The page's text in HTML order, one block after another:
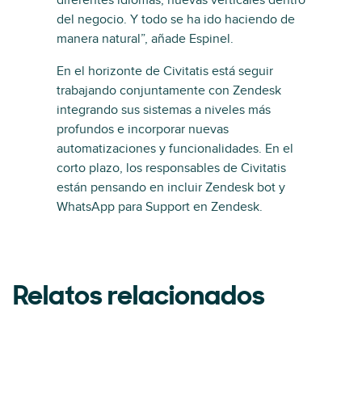
del negocio. Y todo se ha ido haciendo de
manera natural”, añade Espinel.
En el horizonte de Civitatis está seguir
trabajando conjuntamente con Zendesk
integrando sus sistemas a niveles más
profundos e incorporar nuevas
automatizaciones y funcionalidades. En el
corto plazo, los responsables de Civitatis
están pensando en incluir Zendesk bot y
WhatsApp para Support en Zendesk.
Relatos relacionados